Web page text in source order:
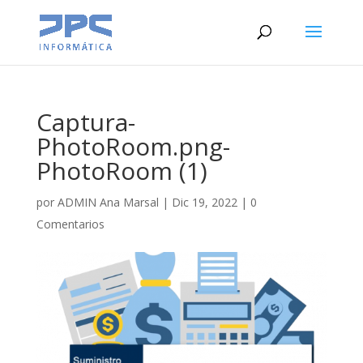
Captura-
PhotoRoom.png-
PhotoRoom (1)
por ADMIN Ana Marsal | Dic 19, 2022| 0
Comentarios